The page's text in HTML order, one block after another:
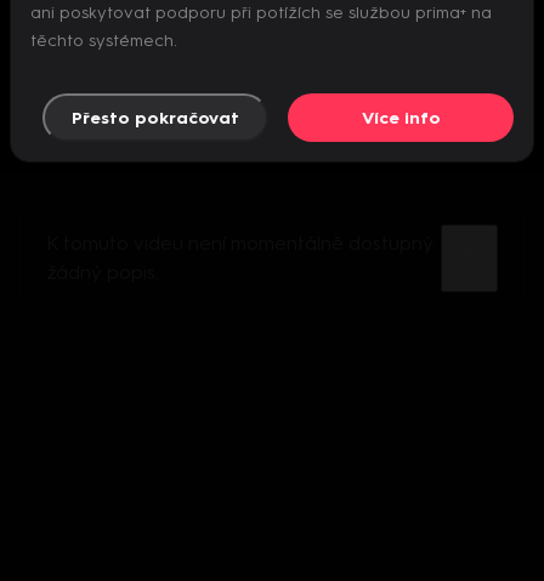
Nepodařilo se inicializovat přehrávač
ani poskytovat podporu při potížích se službou prima+ na
těchto systémech.
Přesto pokračovat Více info